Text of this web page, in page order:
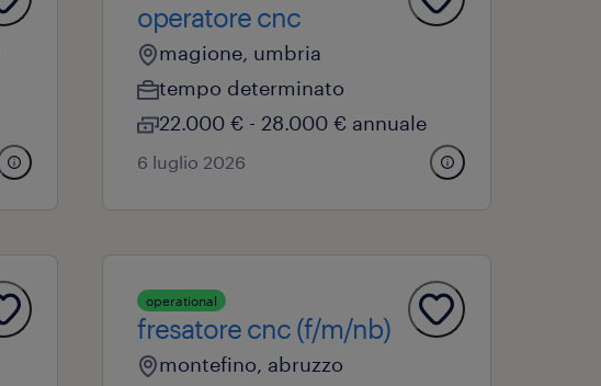
operatore cnc
magione, umbria
tempo determinato
22.000 € - 28.000 € annuale
6 luglio 2026
operational
fresatore cnc (f/m/nb)
montefino, abruzzo